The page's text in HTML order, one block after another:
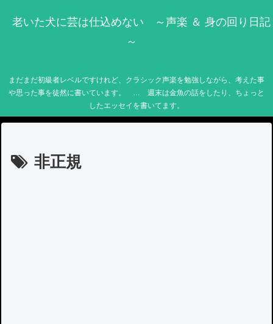
老いた犬に芸は仕込めない ～声楽 ＆ 身の回り日記
～
まだまだ初級者レベルですけれど、クラシック声楽を勉強しながら、考えた事
や思った事を徒然に書いています。 … 週末は金魚の話をしたり、ちょっと
したエッセイを書いてます。
非正規